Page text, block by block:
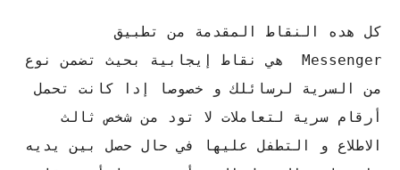
كل هده النقاط المقدمة من تطبيق
Messenger هي نقاط إيجابية بحيث تضمن نوع
من السرية لرسائلك و خصوصا إدا كانت تحمل
أرقام سرية لتعاملات لا تود من شخص ثالث
الاطلاع و التطفل عليها في حال حصل بين يديه